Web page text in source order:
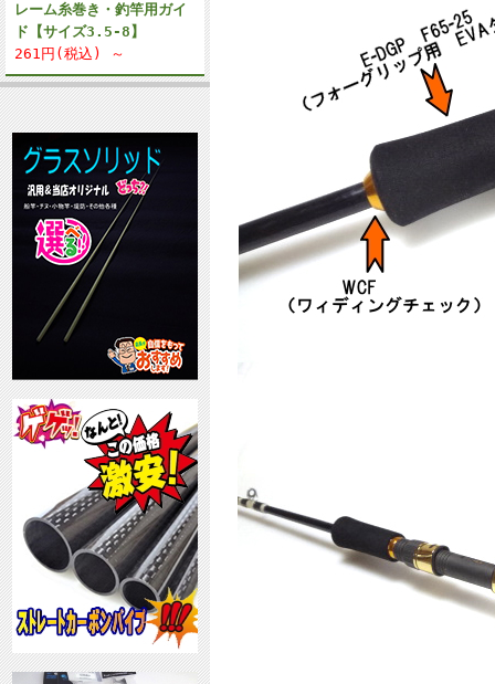
レーム糸巻き・釣竿用ガイ
ド【サイズ3.5-8】
261円(税込) ～